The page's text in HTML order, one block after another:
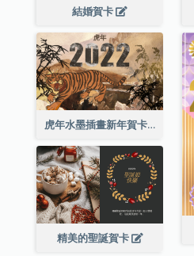
結婚賀卡
虎年水墨插畫新年賀卡
精美的聖誕賀卡